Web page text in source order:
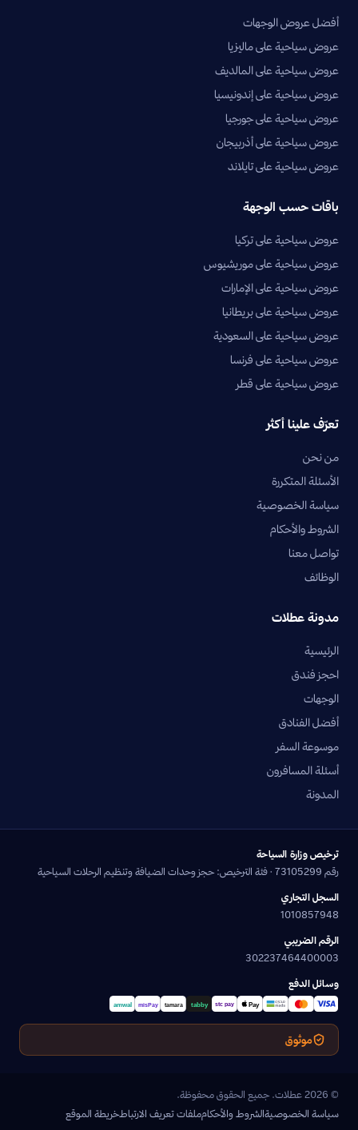
أفضل عروض الوجهات
عروض سياحية على ماليزيا
عروض سياحية على المالديف
عروض سياحية على إندونيسيا
عروض سياحية على جورجيا
عروض سياحية على أذربيجان
عروض سياحية على تايلاند
باقات حسب الوجهة
عروض سياحية على تركيا
عروض سياحية على موريشيوس
عروض سياحية على الإمارات
عروض سياحية على بريطانيا
عروض سياحية على السعودية
عروض سياحية على فرنسا
عروض سياحية على قطر
تعرّف علينا أكثر
من نحن
الأسئلة المتكررة
سياسة الخصوصية
الشروط والأحكام
تواصل معنا
الوظائف
مدونة عطلات
الرئيسية
احجز فندق
الوجهات
أفضل الفنادق
موسوعة السفر
أسئلة المسافرون
المدونة
ترخيص وزارة السياحة
رقم 73105299 · فئة الترخيص: حجز وحدات الضيافة وتنظيم الرحلات السياحية
السجل التجاري
1010857948
الرقم الضريبي
302237464400003
وسائل الدفع
موثوق
© 2026 عطلات. جميع الحقوق محفوظة.
سياسة الخصوصيةالشروط والأحكامملفات تعريف الارتباطخريطة الموقع